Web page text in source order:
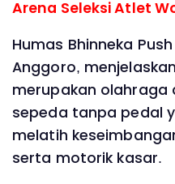
Arena Seleksi Atlet
Humas Bhinneka
Anggoro,
merupakan olahraga
sepeda tanpa pedal
melatih
serta motorik kasar.